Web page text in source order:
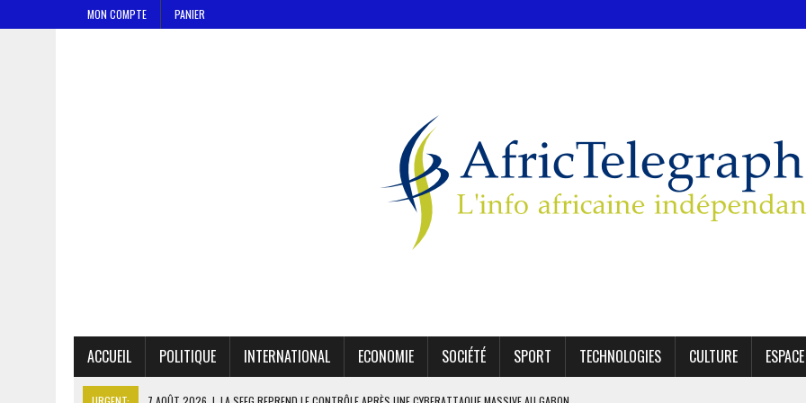
MON COMPTE PANIER
ACCUEIL POLITIQUE INTERNATIONAL ECONOMIE SOCIÉTÉ SPORT TECHNOLOGIES CULTURE